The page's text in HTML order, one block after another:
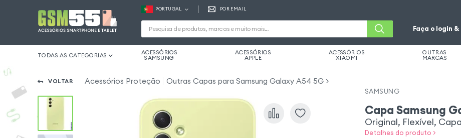
PORTUGAL POR EMAIL
Faça o login
TODAS AS CATEGORIAS ACESSÓRIOS
SAMSUNG
ACESSÓRIOS
APPLE
ACESSÓRIOS
XIAOMI
OUTRAS
MARCAS
VOLTAR Acessórios Proteção Outras Capas para Samsung Galaxy A54 5G
SAMSUNG
Capa Samsung
Original, Flexível,
Detalhes do produto >